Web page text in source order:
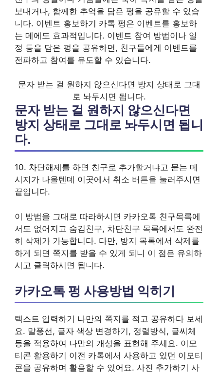
보내거나, 함께한 추억을 담은 펑을 공유할 수 있습
니다. 이벤트 홍보하기 카톡 펑은 이벤트를 홍보하
는 데에도 효과적입니다. 이벤트 참여 방법이나 일
정 등을 담은 펑을 공유하면, 친구들에게 이벤트를
전파하고 참여를 유도할 수 있습니다.
문자 받는 걸 원하지 않으신다면 방지 상태로 그대
로 놔두시면 됩니다.
문자 받는 걸 원하지 않으신다면
방지 상태로 그대로 놔두시면 됩니
다.
10. 차단해제를 하면 친구로 추가할거냐고 묻는 메
시지가 나올텐데 이곳에서 취소 버튼을 눌러주시면
끝입니다.
이 방법을 그대로 따라하시면 카카오톡 친구목록에
서도 없어지고 숨김친구, 차단친구 목록에서도 완전
히 삭제가 가능합니다. 다만, 방지 목록에서 삭제를
하게 되면 쪽지를 받을 수 있게 되니 이 점은 유의하
시고 클릭하시면 됩니다.
카카오톡 펑 사용방법 익히기
텍스트 입력하기 나만의 쪽지를 적고 공유하다 보세
요. 말풍선, 글자 색상 변경하기, 정렬방식, 글씨체
등을 적용하여 나만의 개성을 표현해 주세요. 이모
티콘 활용하기 이전 카톡에서 사용하고 있던 이모티
콘을 공유하며 활용할 수 있어요. 사진 추가하기 사